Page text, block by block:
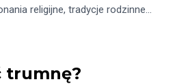
religijne, tradycje rodzinne…
trumnę?